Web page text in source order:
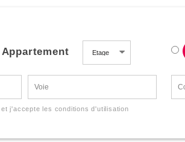
j'accepte les conditions d'utilisation